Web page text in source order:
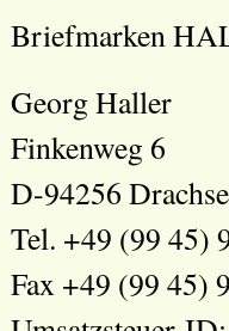
Briefmarken
Georg Haller
Finkenweg 6
D-94256
Tel. +49 (99 45)
Fax +49 (99 45)